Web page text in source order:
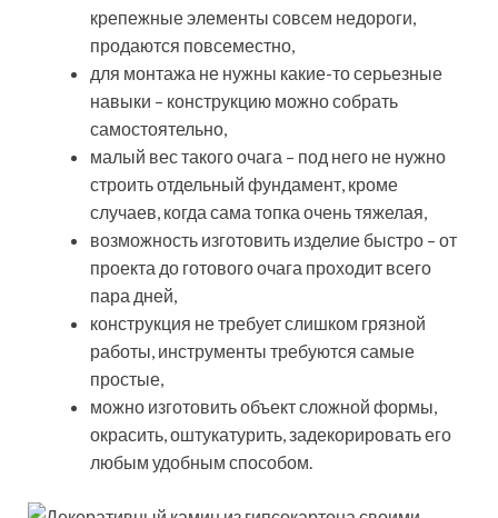
крепежные элементы совсем недороги,
продаются повсеместно,
для монтажа не нужны какие-то серьезные
навыки – конструкцию можно собрать
самостоятельно,
малый вес такого очага – под него не нужно
строить отдельный фундамент, кроме
случаев, когда сама топка очень тяжелая,
возможность изготовить изделие быстро – от
проекта до готового очага проходит всего
пара дней,
конструкция не требует слишком грязной
работы, инструменты требуются самые
простые,
можно изготовить объект сложной формы,
окрасить, оштукатурить, задекорировать его
любым удобным способом.